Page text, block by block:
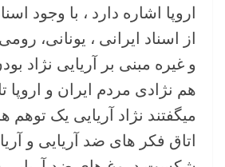
اروپا اشاره دارد ، با وجود
از اسناد ایرانی ، یونانی،
و غیره مبنی بر آریایی نژاد
هم نژادی مردم ایران و اروپا
میگفتند نژاد آریایی یک
اتاق فکر های ضد آریایی و